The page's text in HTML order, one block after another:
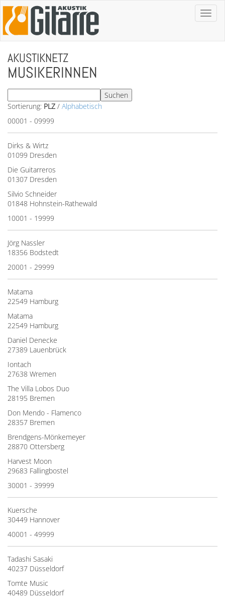
Toggle
AKUSTIKNETZ
MUSIKERINNEN
Sortierung: PLZ / Alphabetisch
00001 - 09999
Dirks & Wirtz
01099 Dresden
Die Guitarreros
01307 Dresden
Silvio Schneider
01848 Hohnstein-Rathewald
10001 - 19999
Jörg Nassler
18356 Bodstedt
20001 - 29999
Matama
22549 Hamburg
Matama
22549 Hamburg
Daniel Denecke
27389 Lauenbrück
Iontach
27638 Wremen
The Villa Lobos Duo
28195 Bremen
Don Mendo - Flamenco
28357 Bremen
Brendgens-Mönkemeyer
28870 Ottersberg
Harvest Moon
29683 Fallingbostel
30001 - 39999
Kuersche
30449 Hannover
40001 - 49999
Tadashi Sasaki
40237 Düsseldorf
Tomte Music
40489 Düsseldorf